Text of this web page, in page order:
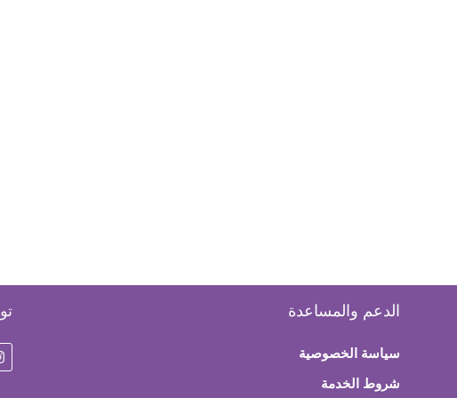
الدعم والمساعدة
سياسة الخصوصية
شروط الخدمة